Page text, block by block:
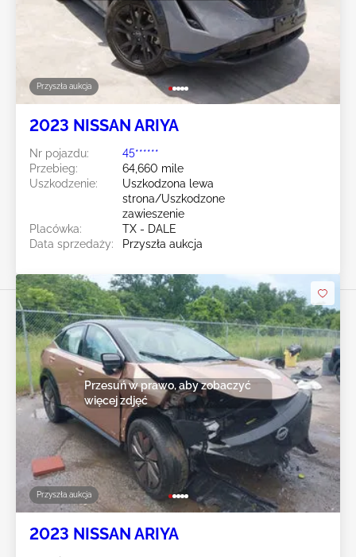
Przyszła aukcja
2023 NISSAN ARIYA
Nr pojazdu:
45******
Przebieg:
64,660 mile
Uszkodzenie:
Uszkodzona lewa
strona/Uszkodzone
zawieszenie
Placówka:
TX - DALE
Data sprzedaży:
Przyszła aukcja
Przyszła aukcja
Przesuń w prawo, aby zobaczyć
więcej zdjęć
2023 NISSAN ARIYA